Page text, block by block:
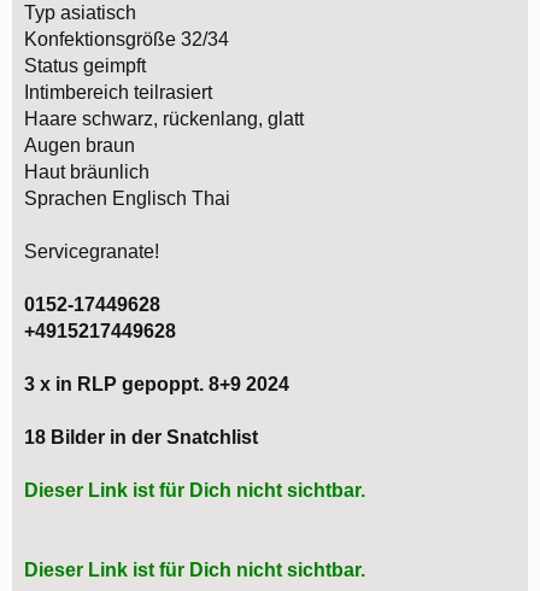
Typ asiatisch
Konfektionsgröße 32/34
Status geimpft
Intimbereich teilrasiert
Haare schwarz, rückenlang, glatt
Augen braun
Haut bräunlich
Sprachen Englisch Thai
Servicegranate!
0152-17449628
+4915217449628
3 x in RLP gepoppt. 8+9 2024
18 Bilder in der Snatchlist
Dieser Link ist für Dich nicht sichtbar.
Dieser Link ist für Dich nicht sichtbar.